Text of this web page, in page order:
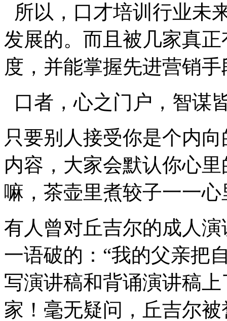
所以，口才培训行业未
发展的。而且被几家真
度，并能掌握先进营销
口者，心之门户，智谋
只要别人接受你是个内
内容，大家会默认你心
嘛，茶壶里煮较子一一
有人曾对丘吉尔的成人
一语破的：“我的父亲把
写演讲稿和背诵演讲稿
家！毫无疑问，丘吉尔